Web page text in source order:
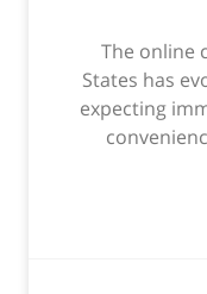
The online
States has
expecting